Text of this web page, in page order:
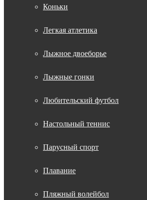
Коньки
Легкая атлетика
Лыжное двоеборье
Лыжные гонки
Любительский футбол
Настольный теннис
Парусный спорт
Плавание
Пляжный волейбол